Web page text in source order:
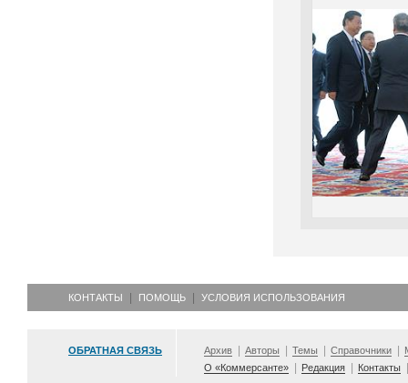
КОНТАКТЫ ПОМОЩЬ УСЛОВИЯ ИСПОЛЬЗОВАНИЯ
ОБРАТНАЯ СВЯЗЬ Архив Авторы Темы Справочники
О «Коммерсанте»
Редакция Контакты